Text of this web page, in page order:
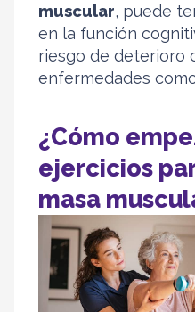
muscular, puede
en la función
riesgo de deterioro
enfermedades
¿Cómo
ejercicios
masa